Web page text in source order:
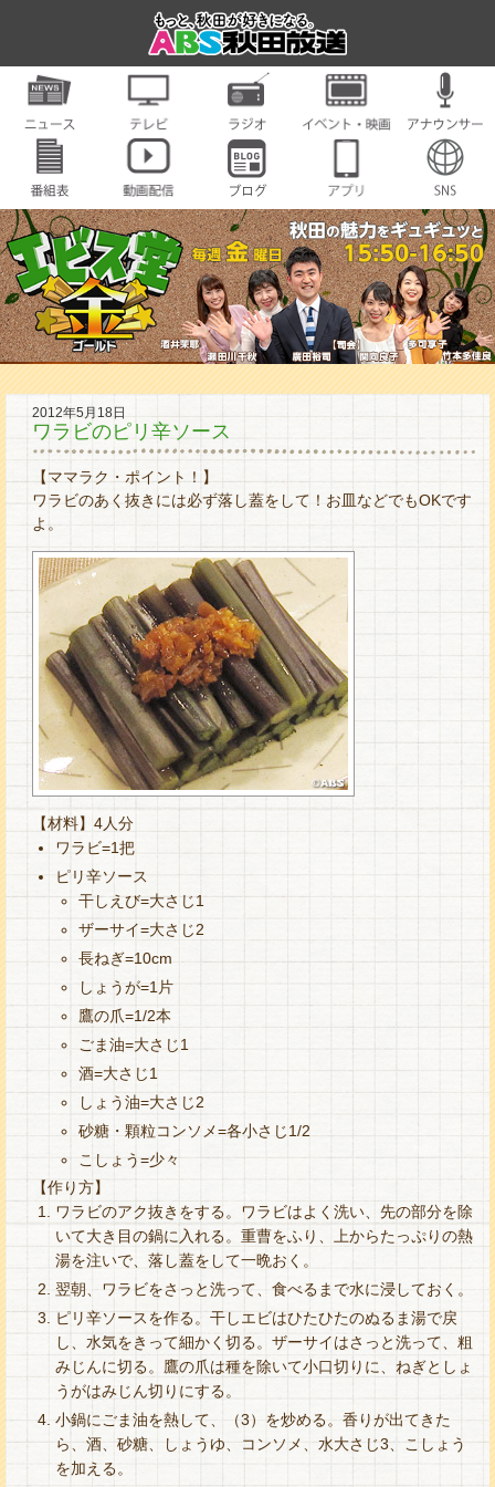
2012年5月18日
ワラビのピリ辛ソース
【ママラク・ポイント！】
ワラビのあく抜きには必ず落し蓋をして！お皿などでもOKです
よ。
【材料】4人分
ワラビ=1把
ピリ辛ソース
干しえび=大さじ1
ザーサイ=大さじ2
長ねぎ=10cm
しょうが=1片
鷹の爪=1/2本
ごま油=大さじ1
酒=大さじ1
しょう油=大さじ2
砂糖・顆粒コンソメ=各小さじ1/2
こしょう=少々
【作り方】
ワラビのアク抜きをする。ワラビはよく洗い、先の部分を除
いて大き目の鍋に入れる。重曹をふり、上からたっぷりの熱
湯を注いで、落し蓋をして一晩おく。
翌朝、ワラビをさっと洗って、食べるまで水に浸しておく。
ピリ辛ソースを作る。干しエビはひたひたのぬるま湯で戻
し、水気をきって細かく切る。ザーサイはさっと洗って、粗
みじんに切る。鷹の爪は種を除いて小口切りに、ねぎとしょ
うがはみじん切りにする。
小鍋にごま油を熱して、（3）を炒める。香りが出てきた
ら、酒、砂糖、しょうゆ、コンソメ、水大さじ3、こしょう
を加える。